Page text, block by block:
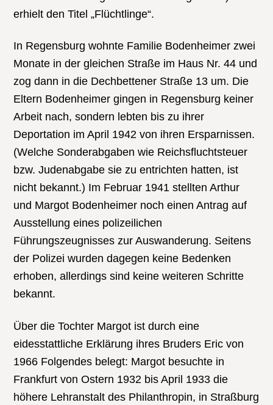
erhielt den Titel „Flüchtlinge“.
In Regensburg wohnte Familie Bodenheimer zwei
Monate in der gleichen Straße im Haus Nr. 44 und
zog dann in die Dechbettener Straße 13 um. Die
Eltern Bodenheimer gingen in Regensburg keiner
Arbeit nach, sondern lebten bis zu ihrer
Deportation im April 1942 von ihren Ersparnissen.
(Welche Sonderabgaben wie Reichsfluchtsteuer
bzw. Judenabgabe sie zu entrichten hatten, ist
nicht bekannt.) Im Februar 1941 stellten Arthur
und Margot Bodenheimer noch einen Antrag auf
Ausstellung eines polizeilichen
Führungszeugnisses zur Auswanderung. Seitens
der Polizei wurden dagegen keine Bedenken
erhoben, allerdings sind keine weiteren Schritte
bekannt.
Über die Tochter Margot ist durch eine
eidesstattliche Erklärung ihres Bruders Eric von
1966 Folgendes belegt: Margot besuchte in
Frankfurt von Ostern 1932 bis April 1933 die
höhere Lehranstalt des Philanthropin, in Straßburg